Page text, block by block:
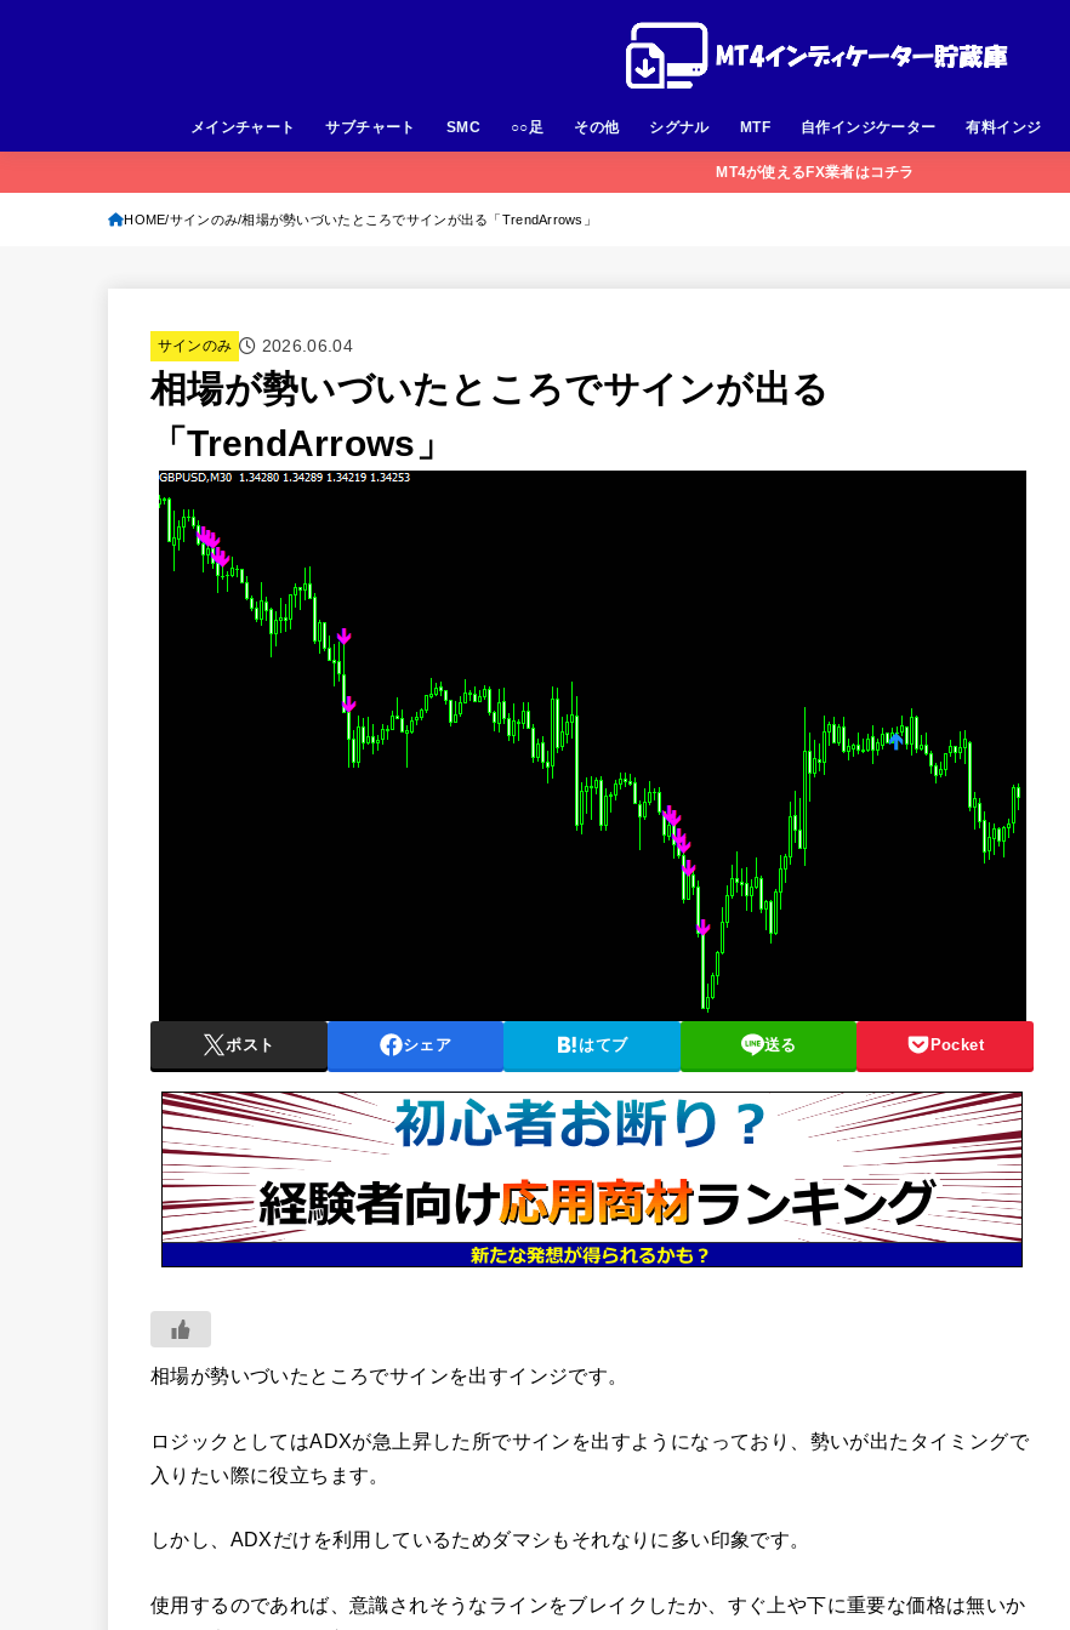
メインチャート サブチャート SMC ○○足 その他 シグナル MTF 自作インジケーター 有料インジ
MT4が使えるFX業者はコチラ
HOME サインのみ 相場が勢いづいたところでサインが出る「TrendArrows」
サインのみ 2026.06.04
相場が勢いづいたところでサインが出る
「TrendArrows」
ポスト シェア はてブ 送る Pocket
相場が勢いづいたところでサインを出すインジです。
ロジックとしてはADXが急上昇した所でサインを出すようになっており、勢いが出たタイミングで
入りたい際に役立ちます。
しかし、ADXだけを利用しているためダマシもそれなりに多い印象です。
使用するのであれば、意識されそうなラインをブレイクしたか、すぐ上や下に重要な価格は無いか